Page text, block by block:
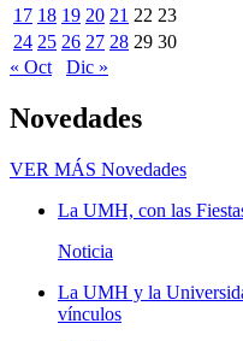
17 18 19 20 21 22 23
24 25 26 27 28 29 30
« Oct
Dic »
Novedades
VER MÁS Novedades
La UMH, con las
Noticia
La UMH y la
vínculos